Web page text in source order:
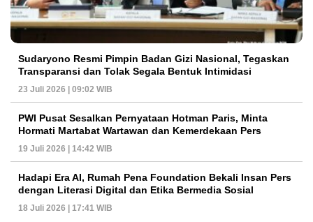
Sudaryono Resmi Pimpin Badan Gizi Nasional, Tegaskan
Transparansi dan Tolak Segala Bentuk Intimidasi
23 Juli 2026 | 09:02 WIB
PWI Pusat Sesalkan Pernyataan Hotman Paris, Minta
Hormati Martabat Wartawan dan Kemerdekaan Pers
19 Juli 2026 | 14:42 WIB
Hadapi Era AI, Rumah Pena Foundation Bekali Insan Pers
dengan Literasi Digital dan Etika Bermedia Sosial
18 Juli 2026 | 17:41 WIB